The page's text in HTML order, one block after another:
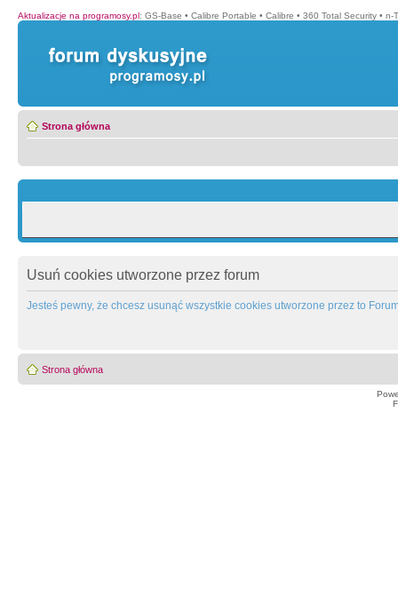
Aktualizacje na programosy.pl: GS-Base • Calibre Portable • Calibre • 360 Total Security • n-
Strona główna
Usuń cookies utworzone przez forum
Jesteś pewny, że chcesz usunąć wszystkie cookies utworzone przez to
Strona główna